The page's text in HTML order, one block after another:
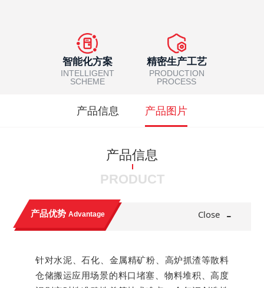
智能化方案
INTELLIGENT
SCHEME
精密生产工艺
PRODUCTION
PROCESS
产品信息 产品图片
产品信息
PRODUCT
产品优势Advantage Close -
针对水泥、石化、金属精矿粉、高炉抓渣等散料
仓储搬运应用场景的料口堵塞、物料堆积、高度